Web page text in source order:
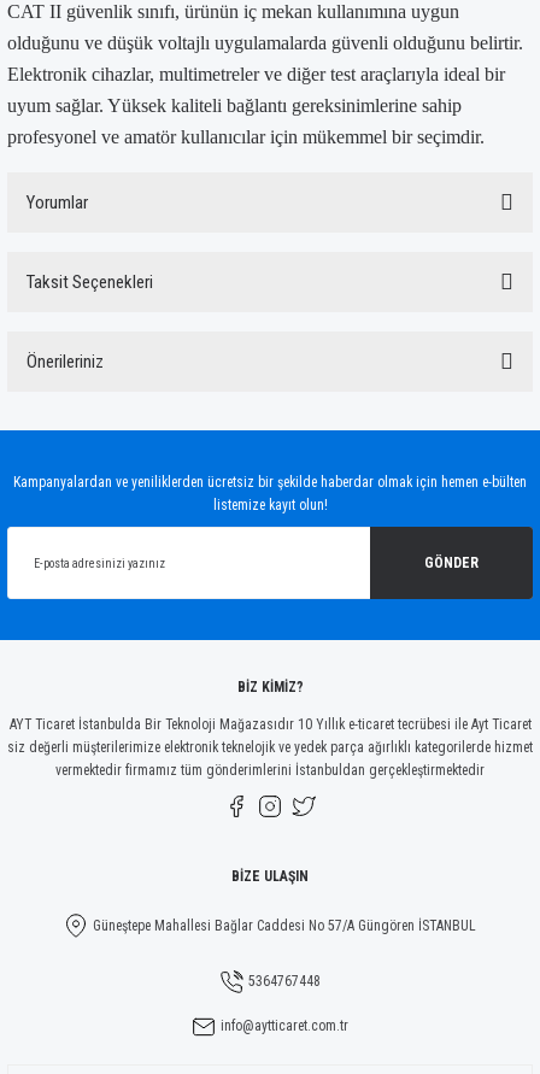
CAT II güvenlik sınıfı, ürünün iç mekan kullanımına uygun
olduğunu ve düşük voltajlı uygulamalarda güvenli olduğunu belirtir.
Elektronik cihazlar, multimetreler ve diğer test araçlarıyla ideal bir
uyum sağlar. Yüksek kaliteli bağlantı gereksinimlerine sahip
profesyonel ve amatör kullanıcılar için mükemmel bir seçimdir.
Yorumlar
Taksit Seçenekleri
Önerileriniz
Ürün açıklamasında eksik bilgiler bulunuyor.
Gönder
Kampanyalardan ve yeniliklerden ücretsiz bir şekilde haberdar olmak için hemen e-bülten
listemize kayıt olun!
GÖNDER
BİZ KİMİZ?
AYT Ticaret İstanbulda Bir Teknoloji Mağazasıdır 10 Yıllık e-ticaret tecrübesi ile Ayt Ticaret
siz değerli müşterilerimize elektronik teknelojik ve yedek parça ağırlıklı kategorilerde hizmet
vermektedir firmamız tüm gönderimlerini İstanbuldan gerçekleştirmektedir
BİZE ULAŞIN
Güneştepe Mahallesi Bağlar Caddesi No 57/A Güngören İSTANBUL
5364767448
info@aytticaret.com.tr